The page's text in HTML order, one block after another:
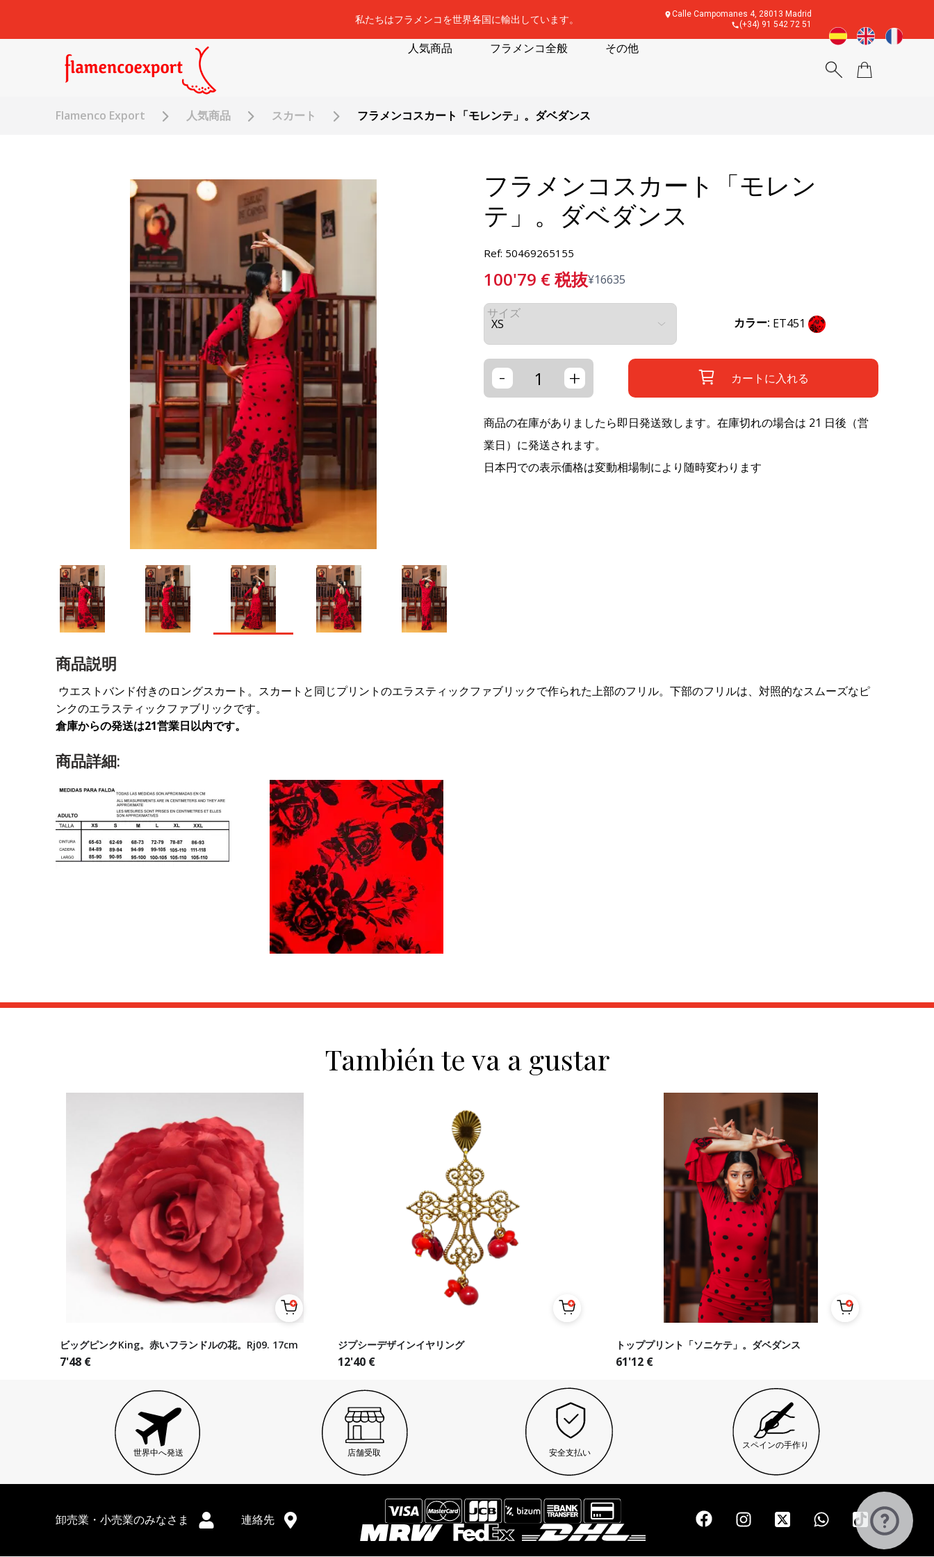
私たちはフラメンコを世界各国に輸出しています。
Calle Campomanes 4, 28013 Madrid
(+34) 91 542 72 51
人気商品 フラメンコ全般 その他
Flamenco Export 人気商品 スカート フラメンコスカート「モレンテ」。ダベダンス
フラメンコスカート「モレン
テ」。ダベダンス
Ref: 50469265155
100'79 €税抜¥16635
サイズ
カラー: ET451
- + カートに入れる
商品の在庫がありましたら即日発送致します。在庫切れの場合は 21 日後（営
業日）に発送されます。
日本円での表示価格は変動相場制により随時変わります
商品説明
ウエストバンド付きのロングスカート。スカートと同じプリントのエラスティックファブリックで作られた上部のフリル。下部のフリルは、対照的なスムーズなピ
ンクのエラスティックファブリックです。
倉庫からの発送は21営業日以内です。
商品詳細:
También te va a gustar
ビッグピンクKing。赤いフランドルの花。Rj09. 17cm
7'48 €
ジプシーデザインイヤリング
12'40 €
トッププリント「ソニケテ」。ダベダンス
61'12 €
世界中へ発送 店舗受取 安全支払い
スペインの手作り
卸売業・小売業のみなさま 連絡先